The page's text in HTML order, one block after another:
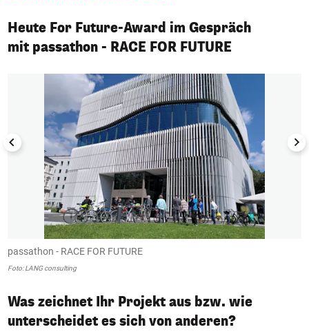
Heute For Future-Award im Gespräch
mit passathon - RACE FOR FUTURE
1/2
passathon - RACE FOR FUTURE
Foto: LANG consulting
Was zeichnet Ihr Projekt aus bzw. wie
unterscheidet es sich von anderen?